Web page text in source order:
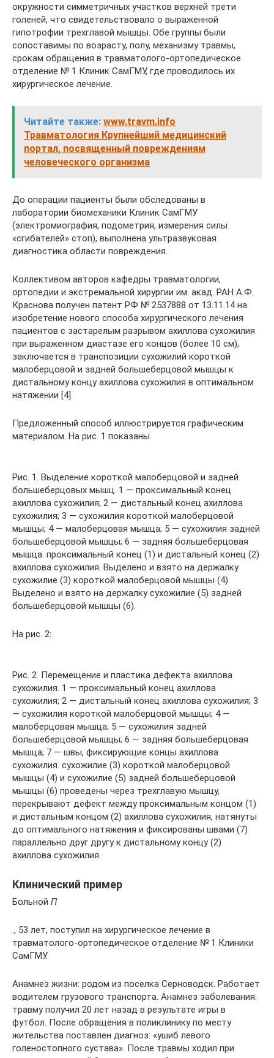
окружности симметричных участков верхней трети
голеней, что свидетельствовало о выраженной
гипотрофии трехглавой мышцы. Обе группы были
сопоставимы по возрасту, полу, механизму травмы,
срокам обращения в травматолого-ортопедическое
отделение № 1 Клиник СамГМУ, где проводилось их
хирургическое лечение.
Читайте также: www.travm.info
Травматология Крупнейший медицинский
портал, посвященный повреждениям
человеческого организма
До операции пациенты были обследованы в
лаборатории биомеханики Клиник СамГМУ
(электромиография, подометрия, измерения силы
«сгибателей» стоп), выполнена ультразвуковая
диагностика области повреждения.
Коллективом авторов кафедры травматологии,
ортопедии и экстремальной хирургии им. акад. РАН А.Ф.
Краснова получен патент РФ № 2537888 от 13.11.14 на
изобретение нового способа хирургического лечения
пациентов с застарелым разрывом ахиллова сухожилия
при выраженном диастазе его концов (более 10 см),
заключается в транспозиции сухожилий короткой
малоберцовой и задней большеберцовой мышцы к
дистальному концу ахиллова сухожилия в оптимальном
натяжении [4].
Предложенный способ иллюстрируется графическим
материалом. На рис. 1 показаны
Рис. 1. Выделение короткой малоберцовой и задней
большеберцовых мышц. 1 — проксимальный конец
ахиллова сухожилия; 2 — дистальный конец ахиллова
сухожилия; 3 — сухожилия короткой малоберцовой
мышцы; 4 — малоберцовая мышца; 5 — сухожилия задней
большеберцовой мышцы; 6 — задняя большеберцовая
мышца. проксимальный конец (1) и дистальный конец (2)
ахиллова сухожилия. Выделено и взято на держалку
сухожилие (3) короткой малоберцовой мышцы (4).
Выделено и взято на держалку сухожилие (5) задней
большеберцовой мышцы (6).
На рис. 2:
Рис. 2. Перемещение и пластика дефекта ахиллова
сухожилия. 1 — проксимальный конец ахиллова
сухожилия; 2 — дистальный конец ахиллова сухожилия; 3
— сухожилия короткой малоберцовой мышцы; 4 —
малоберцовая мышца; 5 — сухожилия задней
большеберцовой мышцы; 6 — задняя большеберцовая
мышца; 7 — швы, фиксирующие концы ахиллова
сухожилия. сухожилие (3) короткой малоберцовой
мышцы (4) и сухожилие (5) задней большеберцовой
мышцы (6) проведены через трехглавую мышцу,
перекрывают дефект между проксимальным концом (1)
и дистальным концом (2) ахиллова сухожилия, натянуты
до оптимального натяжения и фиксированы швами (7)
параллельно друг другу к дистальному концу (2)
ахиллова сухожилия.
Клинический пример
Больной П
., 53 лет, поступил на хирургическое лечение в
травматолого-ортопедическое отделение № 1 Клиники
СамГМУ.
Анамнез жизни: родом из поселка Серноводск. Работает
водителем грузового транспорта. Анамнез заболевания:
травму получил 20 лет назад в результате игры в
футбол. После обращения в поликлинику по месту
жительства поставлен диагноз: «ушиб левого
голеностопного сустава». После травмы ходил при